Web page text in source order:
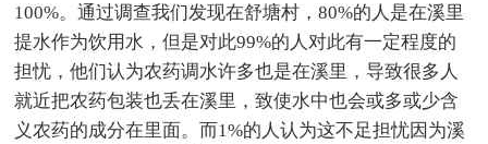
100%。通过调查我们发现在舒塘村，80%的人是在溪里
提水作为饮用水，但是对此99%的人对此有一定程度的
担忧，他们认为农药调水许多也是在溪里，导致很多人
就近把农药包装也丢在溪里，致使水中也会或多或少含
义农药的成分在里面。而1%的人认为这不足担忧因为溪